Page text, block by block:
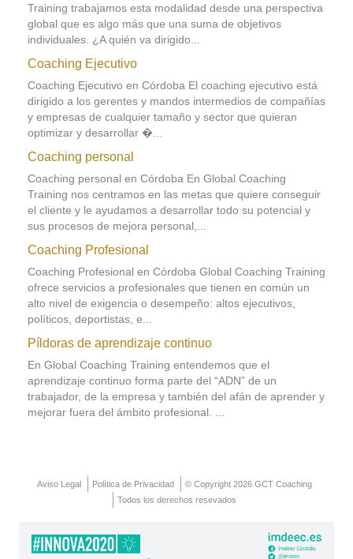
Training trabajamos esta modalidad desde una perspectiva
global que es algo más que una suma de objetivos
individuales. ¿A quién va dirigido...
Coaching Ejecutivo
Coaching Ejecutivo en Córdoba El coaching ejecutivo está
dirigido a los gerentes y mandos intermedios de compañías
y empresas de cualquier tamaño y sector que quieran
optimizar y desarrollar �...
Coaching personal
Coaching personal en Córdoba En Global Coaching
Training nos centramos en las metas que quiere conseguir
el cliente y le ayudamos a desarrollar todo su potencial y
sus procesos de mejora personal,...
Coaching Profesional
Coaching Profesional en Córdoba Global Coaching Training
ofrece servicios a profesionales que tienen en común un
alto nivel de exigencia o desempeño: altos ejecutivos,
políticos, deportistas, e...
Píldoras de aprendizaje continuo
En Global Coaching Training entendemos que el
aprendizaje continuo forma parte del “ADN” de un
trabajador, de la empresa y también del afán de aprender y
mejorar fuera del ámbito profesional. ...
Aviso Legal Política de Privacidad
© Copyright 2026 GCT Coaching
Todos los derechos resevados